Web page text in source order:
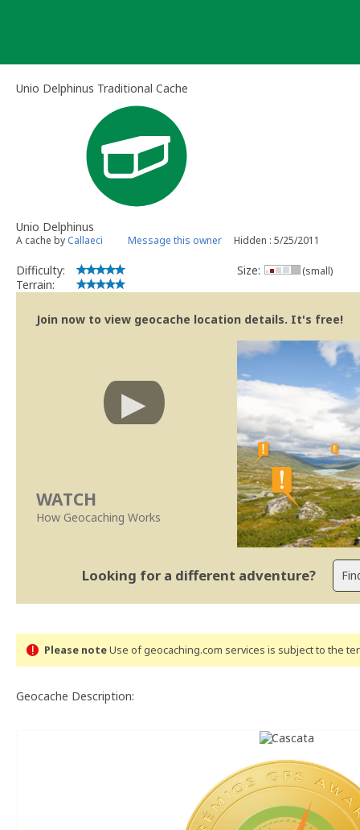
Unio Delphinus Traditional Cache
Unio Delphinus
A cache by Callaeci Message this owner Hidden : 5/25/2011
Difficulty:
Terrain:
Size: (small)
Join now to view geocache location details. It's free!
WATCH
How Geocaching Works
Looking for a different adventure?
Please noteUse of geocaching.com services is subject to the
Geocache Description: